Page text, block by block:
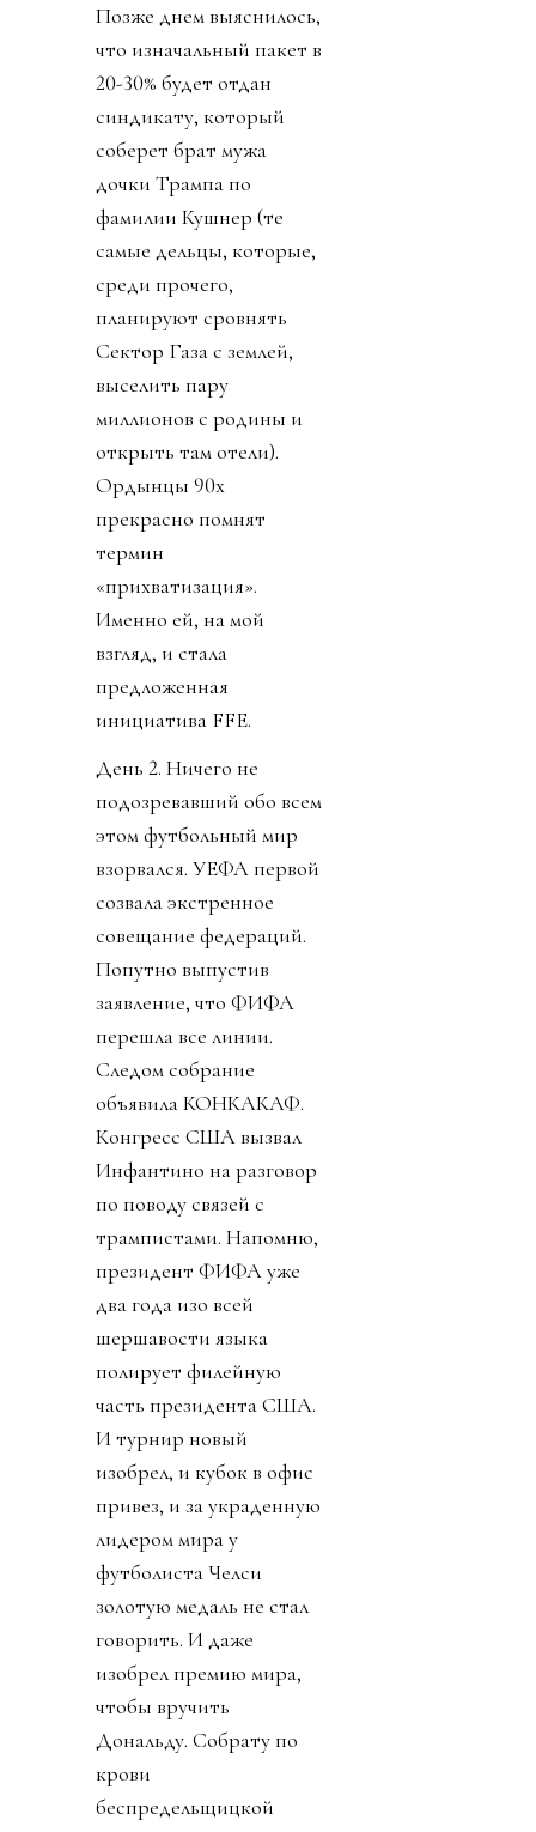
Позже днем выяснилось,
что изначальный пакет в
20-30% будет отдан
синдикату, который
соберет брат мужа
дочки Трампа по
фамилии Кушнер (те
самые дельцы, которые,
среди прочего,
планируют сровнять
Сектор Газа с землей,
выселить пару
миллионов с родины и
открыть там отели).
Ордынцы 90х
прекрасно помнят
термин
«прихватизация».
Именно ей, на мой
взгляд, и стала
предложенная
инициатива FFE.
День 2. Ничего не
подозревавший обо всем
этом футбольный мир
взорвался. УЕФА первой
созвала экстренное
совещание федераций.
Попутно выпустив
заявление, что ФИФА
перешла все линии.
Следом собрание
объявила КОНКАКАФ.
Конгресс США вызвал
Инфантино на разговор
по поводу связей с
трампистами. Напомню,
президент ФИФА уже
два года изо всей
шершавости языка
полирует филейную
часть президента США.
И турнир новый
изобрел, и кубок в офис
привез, и за украденную
лидером мира у
футболиста Челси
золотую медаль не стал
говорить. И даже
изобрел премию мира,
чтобы вручить
Дональду. Собрату по
крови
беспредельщицкой